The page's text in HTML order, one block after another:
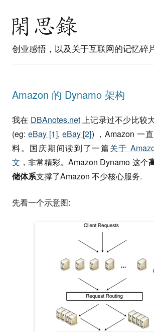
创业感悟，以及关于互联网的记忆碎
Amazon 的 Dynamo 架构
我在 DBAnotes.net上记录过不少比较
(eg: eBay [1], eBay [2]) ，Amazon 一
料。国庆期间读到了一篇关于
文 ，非常精彩。Amazon Dynamo 这个
储体系支撑了Amazon 不少核心服务.
先看一个示意图: